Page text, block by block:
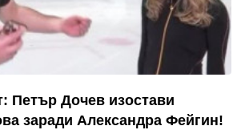
Петър Дочев изостави
заради Александра Фейгин!